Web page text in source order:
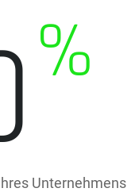
%
Unternehmens